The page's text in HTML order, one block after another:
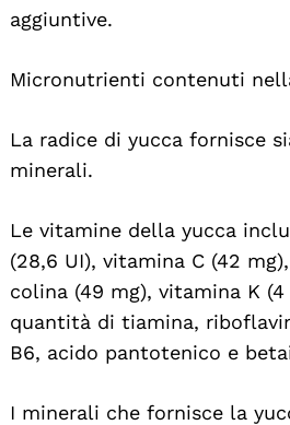
aggiuntive.
Micronutrienti contenuti
La radice di yucca fornisce
minerali.
Le vitamine della yucca
(28,6 UI), vitamina C (42
colina (49 mg), vitamina K
quantità di tiamina,
B6, acido pantotenico e
I minerali che fornisce la